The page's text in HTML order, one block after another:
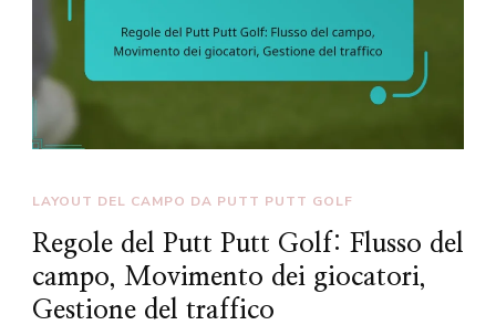
LAYOUT DEL CAMPO DA PUTT PUTT GOLF
Regole del Putt Putt Golf: Flusso del
campo, Movimento dei giocatori,
Gestione del traffico